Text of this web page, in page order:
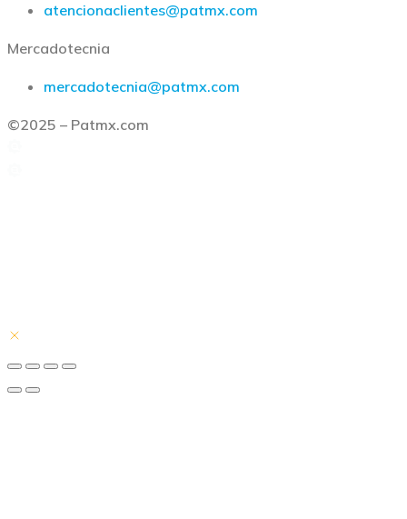
atencionaclientes@patmx.com
Mercadotecnia
mercadotecnia@patmx.com
©2025 – Patmx.com